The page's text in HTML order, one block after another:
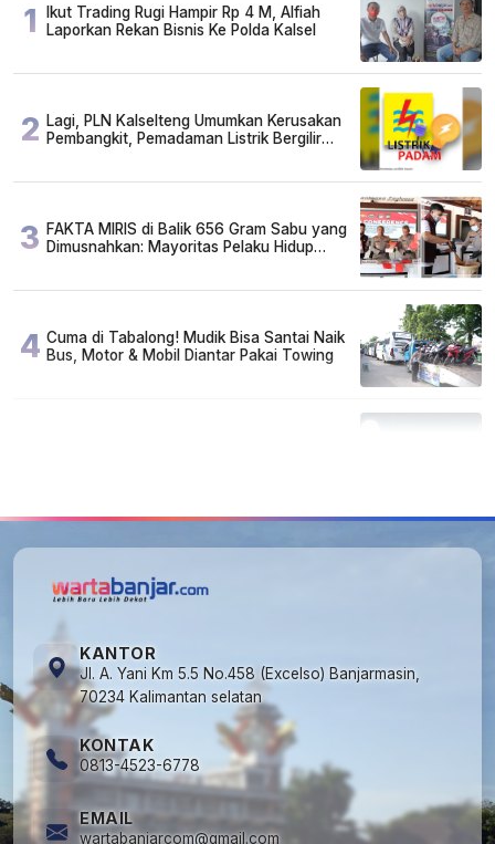
1
Ikut Trading Rugi Hampir Rp 4 M, Alfiah
Laporkan Rekan Bisnis Ke Polda Kalsel
2 Lagi, PLN Kalselteng Umumkan Kerusakan
Pembangkit, Pemadaman Listrik Bergilir
3 FAKTA MIRIS di Balik 656 Gram Sabu yang
Dimusnahkan: Mayoritas Pelaku Hidup
4 Cuma di Tabalong! Mudik Bisa Santai Naik
Bus, Motor & Mobil Diantar Pakai Towing
KANTOR
Jl. A. Yani Km 5.5 No.458 (Excelso) Banjarmasin,
70234 Kalimantan selatan
KONTAK
0813-4523-6778
EMAIL
wartabanjarcom@gmail.com